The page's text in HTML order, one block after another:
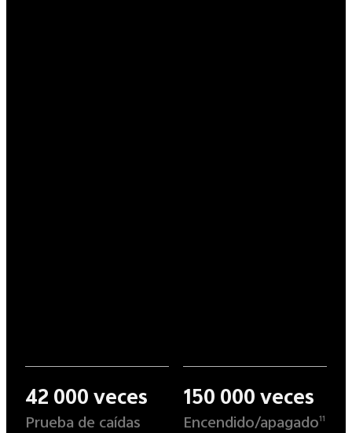
42 000 veces
Prueba de caídas
150 000 veces
Encendido/apagado11